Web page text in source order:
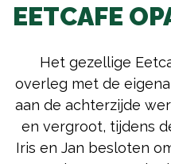
EETCAFE
Het gezellige
overleg met de
aan de achterzijde
en vergroot, tijdens
Iris en Jan besloten